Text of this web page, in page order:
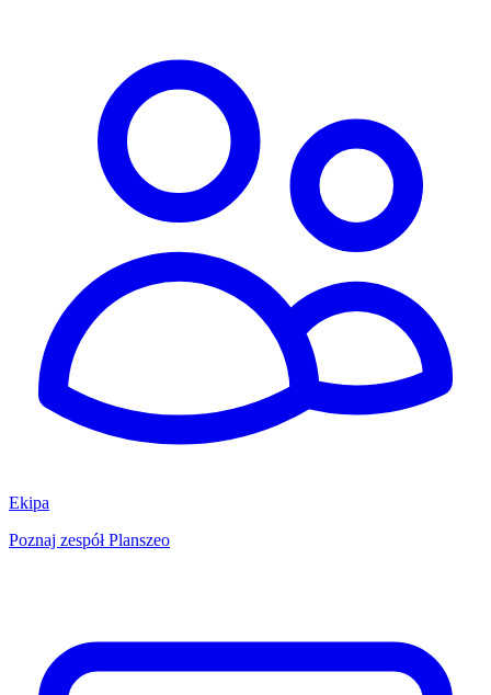
Ekipa
Poznaj zespół Planszeo